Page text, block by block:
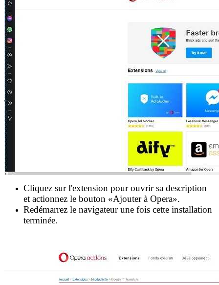
Cliquez sur l'extension pour ouvrir sa description
et actionnez le bouton «Ajouter à Opera».
Redémarrez le navigateur une fois cette installation
terminée.